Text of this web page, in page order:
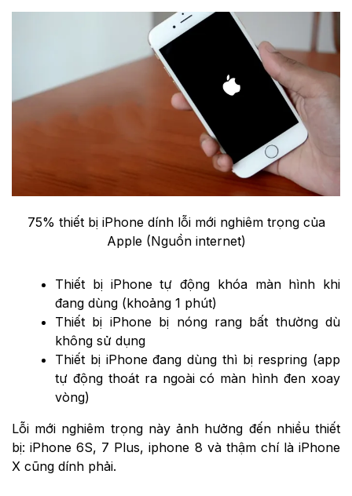
75% thiết bị iPhone dính lỗi mới nghiêm trọng của
Apple (Nguồn internet)
Thiết bị iPhone tự động khóa màn hình khi
đang dùng (khoảng 1 phút)
Thiết bị iPhone bị nóng rang bất thường dù
không sử dụng
Thiết bị iPhone đang dùng thì bị respring (app
tự động thoát ra ngoài có màn hình đen xoay
vòng)
Lỗi mới nghiêm trọng này ảnh hưởng đến nhiều thiết
bị: iPhone 6S, 7 Plus, iphone 8 và thậm chí là iPhone
X cũng dính phải.